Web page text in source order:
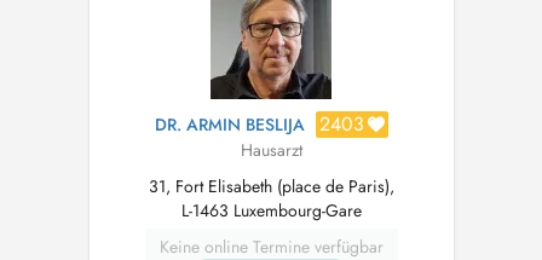
DR. ARMIN BESLIJA 2403
Hausarzt
31, Fort Elisabeth (place de Paris),
L-1463 Luxembourg-Gare
Keine online Termine verfügbar